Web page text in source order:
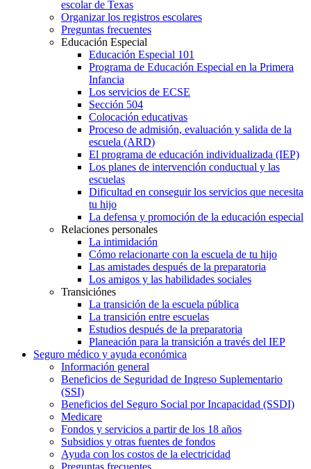
escolar de Texas
Organizar los registros escolares
Preguntas frecuentes
Educación Especial
Educación Especial 101
Programa de Educación Especial en la Primera
Infancia
Los servicios de ECSE
Sección 504
Colocación educativas
Proceso de admisión, evaluación y salida de la
escuela (ARD)
El programa de educación individualizada (IEP)
Los planes de intervención conductual y las
escuelas
Dificultad en conseguir los servicios que necesita
tu hijo
La defensa y promoción de la educación especial
Relaciones personales
La intimidación
Cómo relacionarte con la escuela de tu hijo
Las amistades después de la preparatoria
Los amigos y las habilidades sociales
Transiciónes
La transición de la escuela pública
La transición entre escuelas
Estudios después de la preparatoria
Planeación para la transición a través del IEP
Seguro médico y ayuda económica
Información general
Beneficios de Seguridad de Ingreso Suplementario
(SSI)
Beneficios del Seguro Social por Incapacidad (SSDI)
Medicare
Fondos y servicios a partir de los 18 años
Subsidios y otras fuentes de fondos
Ayuda con los costos de la electricidad
Preguntas frecuentes